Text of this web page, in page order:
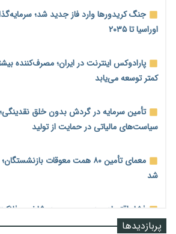
اوراسیا تا ۲۰۳۵
پارادوکس اینترنت در ایران؛ مصرف‌کننده
کمتر توسعه می‌یابد
تأمین سرمایه در گردش بدون خلق
سیاست‌های مالیاتی در حمایت از تولید
معمای تأمین ۸۰ همت معوقات
شد
درصد رسید
پربازدیدها